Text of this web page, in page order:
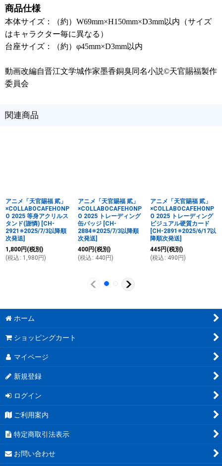
商品仕様
本体サイズ：（約）W69mm×H150mm×D3mm以内（サイズ
はキャラクター毎に異なる）
台座サイズ：（約）φ45mm×D3mm以内
動画改編自晋江文学城作家墨香銅臭同名小説©天官賜福製作
委員会
関連商品
アニメ「天官賜福 貮」
×COLLABOCAFEHONP
O 2025 等身アクリルス
タンド(謝憐) [CH-
2921※2025/7/3以降順
次発送]
1,800円 (税別)
(税込 : 1,980 円)
アニメ「天官賜福 貮」
×COLLABOCAFEHONP
O 2025 トレーディング
缶バッジ [CH-
2884※2025/7/3以降順
次発送]
400円 (税別)
(税込 : 440 円)
アニメ「天官賜福 貮」
×COLLABOCAFEHONP
O 2025 トレーディング
ビジュアル硬質カード
[CH-2891※2025/6/17以
降順次発送]
445円 (税別)
(税込 : 490 円)
ホーム
ショッピングカート
マイページ
新規登録
ログイン
ご利用案内
特定商取引法表示
お問い合わせ